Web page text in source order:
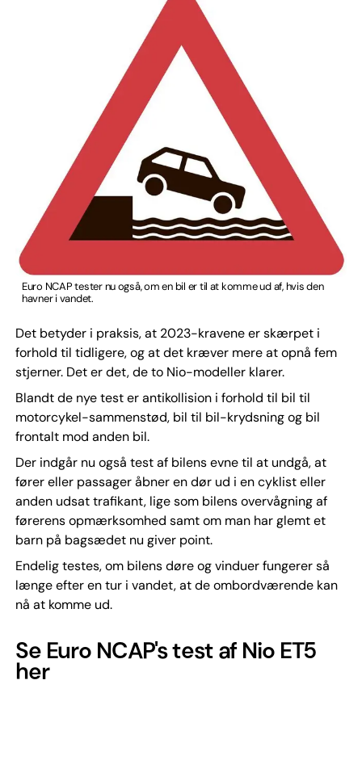
Euro NCAP tester nu også, om en bil er til at komme ud af, hvis den
havner i vandet.
Det betyder i praksis, at 2023-kravene er skærpet i
forhold til tidligere, og at det kræver mere at opnå fem
stjerner. Det er det, de to Nio-modeller klarer.
Blandt de nye test er antikollision i forhold til bil til
motorcykel-sammenstød, bil til bil-krydsning og bil
frontalt mod anden bil.
Der indgår nu også test af bilens evne til at undgå, at
fører eller passager åbner en dør ud i en cyklist eller
anden udsat trafikant, lige som bilens overvågning af
førerens opmærksomhed samt om man har glemt et
barn på bagsædet nu giver point.
Endelig testes, om bilens døre og vinduer fungerer så
længe efter en tur i vandet, at de ombordværende kan
nå at komme ud.
Se Euro NCAP's test af Nio ET5
her